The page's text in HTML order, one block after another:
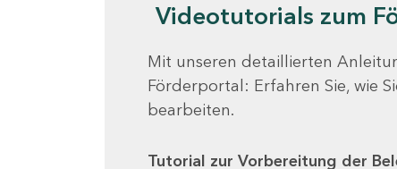
Videotutorials zum
Mit unseren detaillierten
Förderportal: Erfahren Sie, wie
bearbeiten.
Tutorial zur Vorbereitung der